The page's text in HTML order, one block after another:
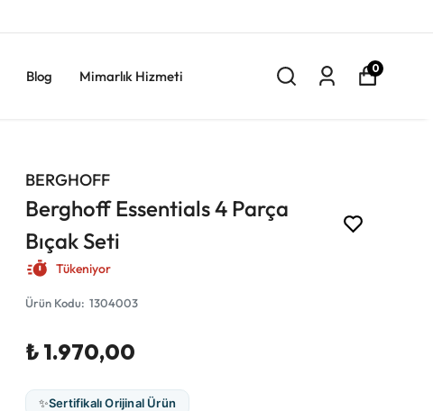
Blog Mimarlık Hizmeti 0
BERGHOFF
Berghoff Essentials 4 Parça
Bıçak Seti
Tükeniyor
Ürün Kodu: 1304003
₺ 1.970,00
✨Sertifikalı Orijinal Ürün